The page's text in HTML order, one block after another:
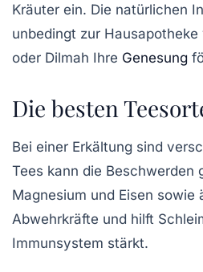
Kräuter ein. Die natürlichen
unbedingt zur
oder Dilmah Ihre Genesung
Die besten
Bei einer Erkältung sind
Tees kann die
Magnesium und Eisen
Abwehrkräfte und hilft
Immunsystem stärkt.